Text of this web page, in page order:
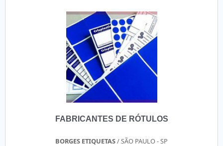
gomada e fita dupla face 5mm.Isso se deve ao fato de a
empresa ser uma empresa comprometida com seus
serviços e uma empresa altamente qualificada,
qualificações possíveis pelo fato de a empresa possuir
escritório de alta qualidade onde são realizadas as
atividades e biblioteca técnica de apoio. Tudo isso, somado
à performance de uma equipe multidisciplinar de
consultores associados e equipe de alta qualidade, garante
uma entrega de excelência de ponta a ponta.
sintética que oferece consistência rolo a rolo para aumentar
a produtividade e melhorar o custo unitário. Ele é projetado
especificamente para flexibilidade e conformabilidade sob
estresse e é ideal para aplicações industriais gerais. É fácil
desenrolar e dispensar com dispensadores manuais ou os
seladores de caixas 3M-Matic™. Esta fita resiste à abrasão,
umidade, produtos químicos e arranhões para um
desempenho duradouro.
FABRICANTES DE RÓTULOS
BORGES ETIQUETAS/ SÃO PAULO - SP